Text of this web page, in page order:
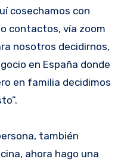
cosechamos con
contactos, vía zoom
nosotros decidirnos,
en España donde
en familia decidimos
también
ahora hago una